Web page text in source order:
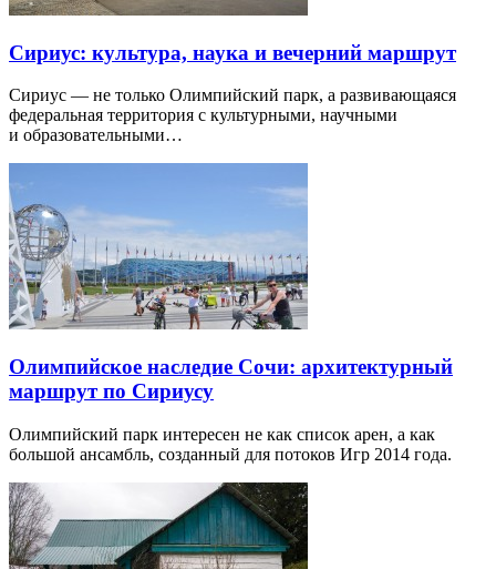
Сириус: культура, наука и вечерний маршрут
Сириус — не только Олимпийский парк, а развивающаяся
федеральная территория с культурными, научными
и образовательными…
Олимпийское наследие Сочи: архитектурный
маршрут по Сириусу
Олимпийский парк интересен не как список арен, а как
большой ансамбль, созданный для потоков Игр 2014 года.